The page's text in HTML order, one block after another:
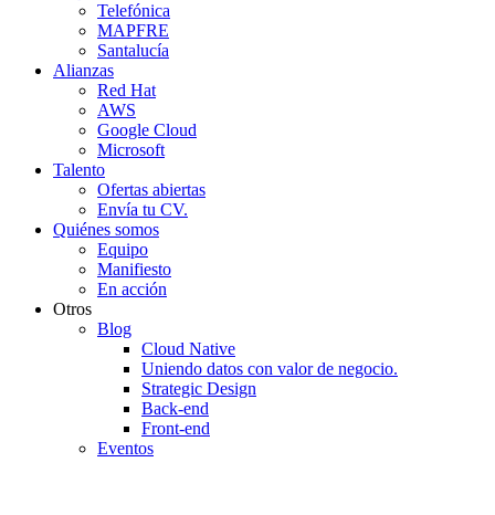
Telefónica
MAPFRE
Santalucía
Alianzas
Red Hat
AWS
Google Cloud
Microsoft
Talento
Ofertas abiertas
Envía tu CV.
Quiénes somos
Equipo
Manifiesto
En acción
Otros
Blog
Cloud Native
Uniendo datos con valor de negocio.
Strategic Design
Back-end
Front-end
Eventos